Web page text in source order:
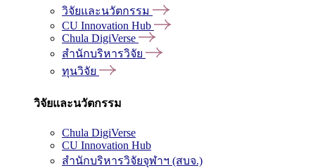
วิจัยและนวัตกรรม
CU Innovation Hub
Chula DigiVerse
สำนักบริหารวิจัย
ทุนวิจัย
วิจัยและนวัตกรรม
Chula DigiVerse
CU Innovation Hub
สำนักบริหารวิจัยจุฬาฯ (สบจ.)